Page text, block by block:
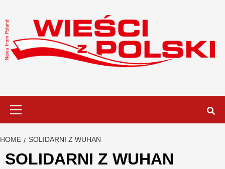
to
content
HOME SOLIDARNI Z WUHAN
SOLIDARNI Z WUHAN